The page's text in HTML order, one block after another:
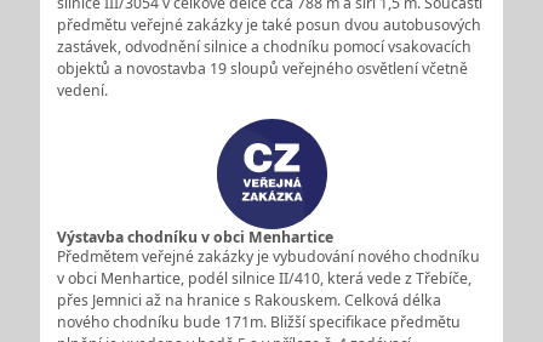
předmětu veřejné zakázky je také posun dvou autobusových
zastávek, odvodnění silnice a chodníku pomocí vsakovacích
objektů a novostavba 19 sloupů veřejného osvětlení včetně
vedení.
Výstavba chodníku v obci Menhartice
Předmětem veřejné zakázky je vybudování nového chodníku
v obci Menhartice, podél silnice II/410, která vede z Třebíče,
přes Jemnici až na hranice s Rakouskem. Celková délka
nového chodníku bude 171m. Bližší specifikace předmětu